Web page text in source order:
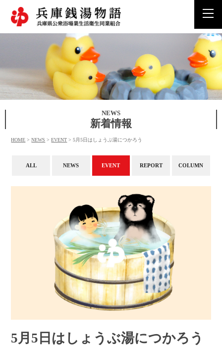
NEWS
新着情報
HOME >NEWS >EVENT >5月5日はしょうぶ湯につかろう
ALL NEWS EVENT REPORT COLUMN
5月5日はしょうぶ湯につかろう